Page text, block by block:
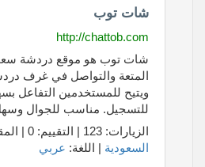
شات توب
http://chattob.com
شات توب هو موقع دردشة
المتعة والتواصل في غرف
ويتيح للمستخدمين التفاعل
للتسجيل. مناسب للجوال
الزيارات: 123 | التقييم: 0 | المقيّمين: 0 | الدولة:
السعودية | اللغة: عربي